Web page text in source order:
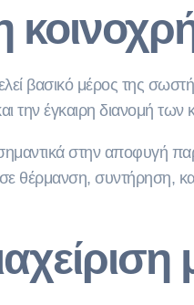
βασικό μέρος της
έγκαιρη διανομή των
στην αποφυγή
θέρμανση, συντήρηση,